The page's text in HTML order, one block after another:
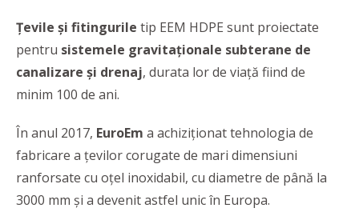
Țevile și fitingurile tip EEM HDPE sunt proiectate
pentru sistemele gravitaționale subterane de
canalizare și drenaj, durata lor de viață fiind de
minim 100 de ani.
În anul 2017, EuroEm a achiziționat tehnologia de
fabricare a țevilor corugate de mari dimensiuni
ranforsate cu oțel inoxidabil, cu diametre de până la
3000 mm și a devenit astfel unic în Europa.